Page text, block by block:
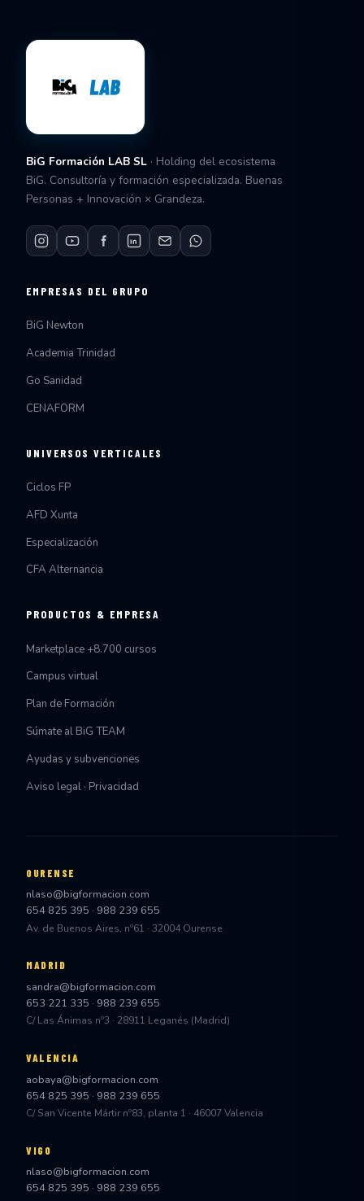
BiG Formación LAB SL · Holding del ecosistema
BiG. Consultoría y formación especializada. Buenas
Personas + Innovación × Grandeza.
EMPRESAS DEL GRUPO
BiG Newton
Academia Trinidad
Go Sanidad
CENAFORM
UNIVERSOS VERTICALES
Ciclos FP
AFD Xunta
Especialización
CFA Alternancia
PRODUCTOS & EMPRESA
Marketplace +8.700 cursos
Campus virtual
Plan de Formación
Súmate al BiG TEAM
Ayudas y subvenciones
Aviso legal · Privacidad
OURENSE
nlaso@bigformacion.com
654 825 395 · 988 239 655
Av. de Buenos Aires, nº61 · 32004 Ourense
MADRID
sandra@bigformacion.com
653 221 335 · 988 239 655
C/ Las Ánimas nº3 · 28911 Leganés (Madrid)
VALENCIA
aobaya@bigformacion.com
654 825 395 · 988 239 655
C/ San Vicente Mártir nº83, planta 1 · 46007 Valencia
VIGO
nlaso@bigformacion.com
654 825 395 · 988 239 655